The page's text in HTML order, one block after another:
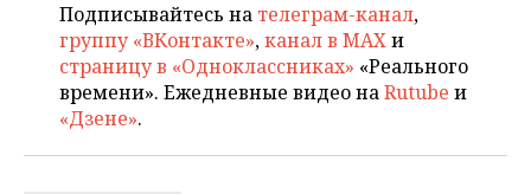
ОПК
ЭНЕРГЕТИКА
УСЛУГИ
МЕДИА
ТЕЛЕКОММУНИКАЦИИ
ВЫЕЗДНАЯ РЕДАКЦИЯ
БИЗНЕС-БРАНЧИ
ONLINE-КОНФЕРЕНЦИИ
НОВОСТИ СПОРТА
ФУТБОЛ
ХОККЕЙ
ОБЩЕСТВО
НОВОСТИ ОБЩЕСТВА
ВЛАСТЬ
ФОТОГАЛЕРЕЯ
СЮЖЕТЫ
Подписывайтесь на телеграм-канал,
группу «ВКонтакте»,канал в MAXи
страницу в «Одноклассниках» «Реального
времени». Ежедневные видео наRutube и
«Дзене».